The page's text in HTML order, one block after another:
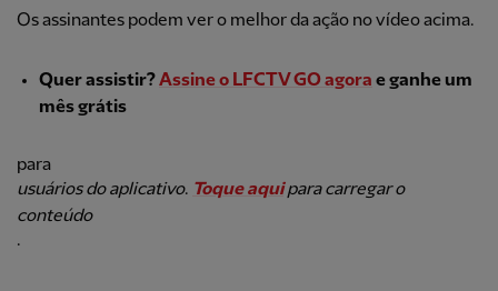
Os assinantes podem ver o melhor da ação no vídeo acima.
Quer assistir?Assine o LFCTV GO agora e ganhe um
mês grátis
para
usuários do aplicativo. Toque aqui para carregar o
conteúdo
.